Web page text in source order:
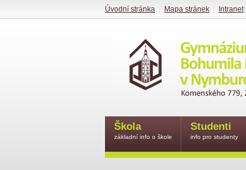
Škola
základní info o škole
Studenti
info pro studenty
Úvodní stránka Mapa stránek Intranet|